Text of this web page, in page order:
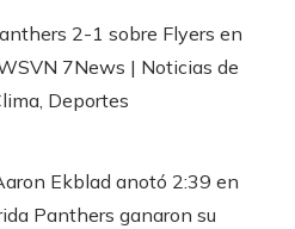
Ekblad anotó 2:39 en
Panthers ganaron su